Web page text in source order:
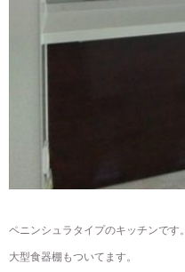
ペニンシュラタイプのキッチンです。
大型食器棚もついてます。